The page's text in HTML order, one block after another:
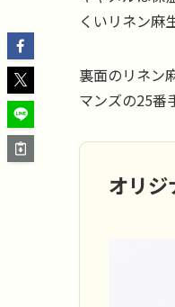
くいリネン麻
裏面のリネン
マンズの25番
オリ